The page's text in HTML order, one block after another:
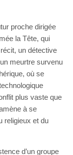
proche dirigée
la Tête, qui
un détective
meurtre survenu
où se
plus vaste que
à se
religieux et du
d’un groupe